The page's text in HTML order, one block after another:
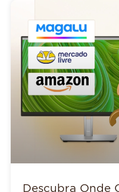
Descubra Onde